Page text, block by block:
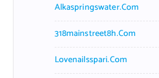
Alkaspringswater.com
318mainstreet8h.com
Lovenailsspari.com